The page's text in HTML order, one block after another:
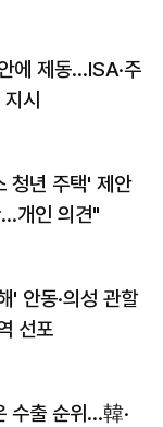
에 제동…ISA·주
시
청년 주택' 제안
개인 의견"
' 안동·의성 관할
선포
수출 순위…韓·